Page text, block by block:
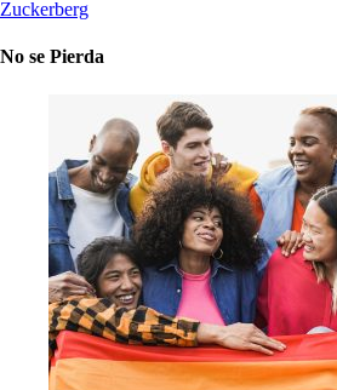
Zuckerberg
No se Pierda